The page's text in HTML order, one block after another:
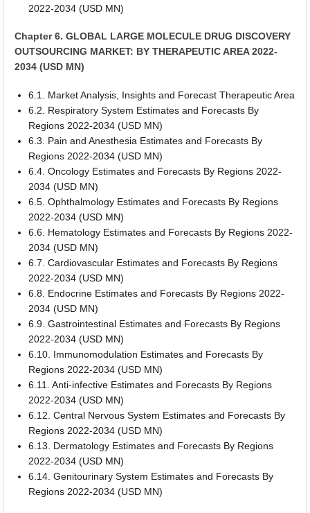
2022-2034 (USD MN)
Chapter 6. GLOBAL LARGE MOLECULE DRUG DISCOVERY
OUTSOURCING MARKET: BY THERAPEUTIC AREA 2022-
2034 (USD MN)
6.1. Market Analysis, Insights and Forecast Therapeutic Area
6.2. Respiratory System Estimates and Forecasts By
Regions 2022-2034 (USD MN)
6.3. Pain and Anesthesia Estimates and Forecasts By
Regions 2022-2034 (USD MN)
6.4. Oncology Estimates and Forecasts By Regions 2022-
2034 (USD MN)
6.5. Ophthalmology Estimates and Forecasts By Regions
2022-2034 (USD MN)
6.6. Hematology Estimates and Forecasts By Regions 2022-
2034 (USD MN)
6.7. Cardiovascular Estimates and Forecasts By Regions
2022-2034 (USD MN)
6.8. Endocrine Estimates and Forecasts By Regions 2022-
2034 (USD MN)
6.9. Gastrointestinal Estimates and Forecasts By Regions
2022-2034 (USD MN)
6.10. Immunomodulation Estimates and Forecasts By
Regions 2022-2034 (USD MN)
6.11. Anti-infective Estimates and Forecasts By Regions
2022-2034 (USD MN)
6.12. Central Nervous System Estimates and Forecasts By
Regions 2022-2034 (USD MN)
6.13. Dermatology Estimates and Forecasts By Regions
2022-2034 (USD MN)
6.14. Genitourinary System Estimates and Forecasts By
Regions 2022-2034 (USD MN)